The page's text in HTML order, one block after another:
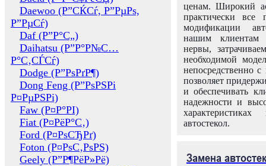
Daewoo (Р”СЌСѓ, Р”РµРѕ,
Р”РµСѓ)
Daf (Р”Р°С„)
Daihatsu (Р”Р°Р№С…
Р°С‚СЃСѓ)
Dodge (Р”РѕРґР¶)
Dong Feng (Р”РѕРЅРі
Р¤РµРЅРі)
Faw (Р¤Р°РІ)
Fiat (Р¤РёР°С‚)
Ford (Р¤РѕСЂРґ)
Foton (Р¤РѕС‚РѕРЅ)
Geely (Р”Р¶РёР»Рё)
ценам. Широкий
практически все
модификации
нашим клиентам
нервы,
необходимой
непосредственно
позволяет
и обеспечивать
надежности и
автостекол.
Замена